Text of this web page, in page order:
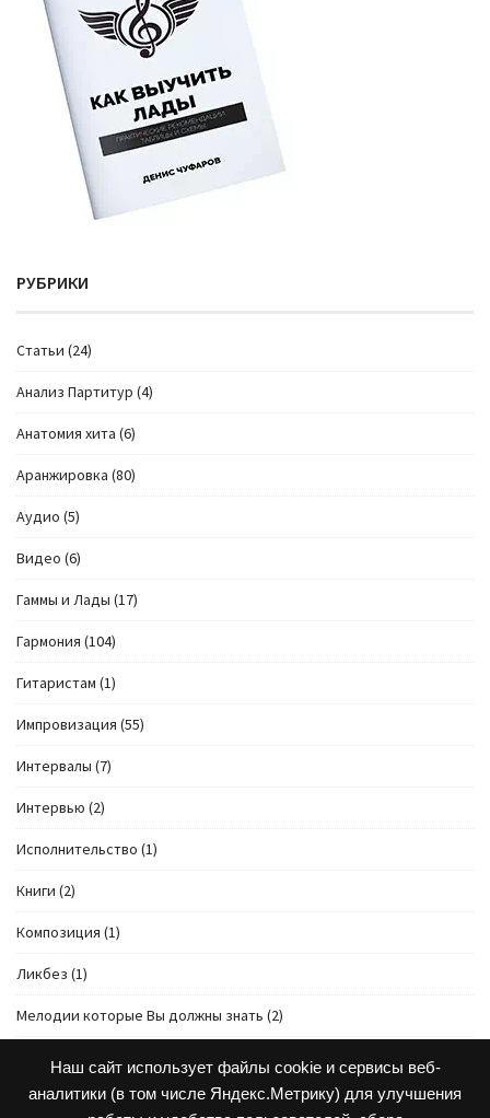
Наш сайт использует файлы cookie и сервисы веб-
аналитики (в том числе Яндекс.Метрику) для улучшения
РУБРИКИ
Cтатьи (24)
Анализ Партитур (4)
Анатомия хита (6)
Аранжировка (80)
Аудио (5)
Видео (6)
Гаммы и Лады (17)
Гармония (104)
Гитаристам (1)
Импровизация (55)
Интервалы (7)
Интервью (2)
Исполнительство (1)
Книги (2)
Композиция (1)
Ликбез (1)
Мелодии которые Вы должны знать (2)
Музыкальная форма
Начинающим(4)